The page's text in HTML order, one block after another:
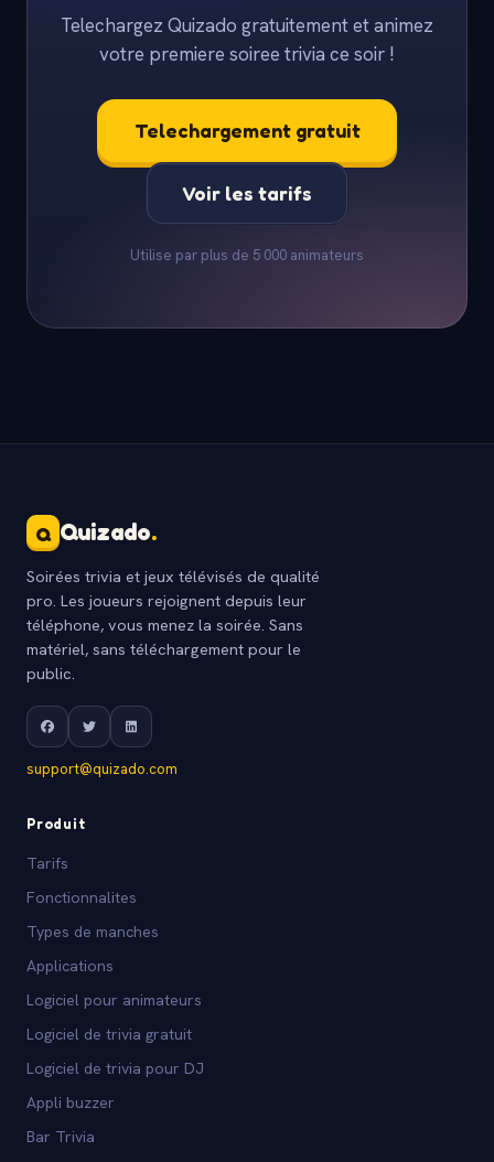
Telechargez Quizado gratuitement et animez
votre premiere soiree trivia ce soir !
Telechargement gratuit
Voir les tarifs
Utilise par plus de 5 000 animateurs
Q Quizado.
Soirées trivia et jeux télévisés de qualité
pro. Les joueurs rejoignent depuis leur
téléphone, vous menez la soirée. Sans
matériel, sans téléchargement pour le
public.
support@quizado.com
Produit
Tarifs
Fonctionnalites
Types de manches
Applications
Logiciel pour animateurs
Logiciel de trivia gratuit
Logiciel de trivia pour DJ
Appli buzzer
Bar Trivia